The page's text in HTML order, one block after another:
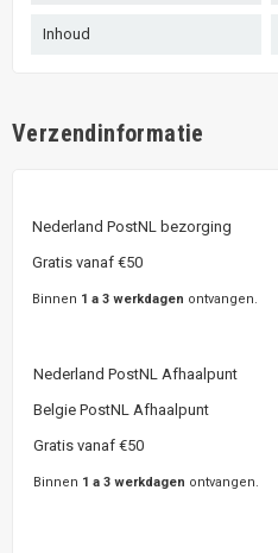
Inhoud
Verzendinformatie
Nederland PostNL bezorging
Gratis vanaf €50
Binnen 1 a 3 werkdagen ontvangen.
Nederland PostNL Afhaalpunt
Belgie PostNL Afhaalpunt
Gratis vanaf €50
Binnen 1 a 3 werkdagen ontvangen.